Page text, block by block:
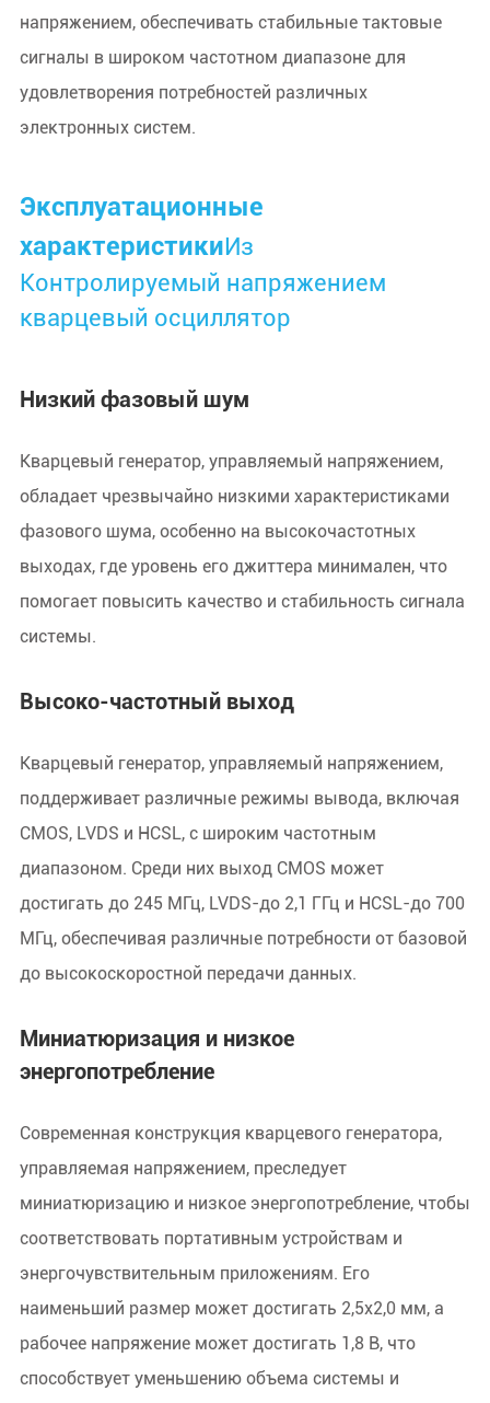
напряжением, обеспечивать стабильные тактовые
сигналы в широком частотном диапазоне для
удовлетворения потребностей различных
электронных систем.
Эксплуатационные
характеристикиИз
Контролируемый напряжением
кварцевый осциллятор
Низкий фазовый шум
Кварцевый генератор, управляемый напряжением,
обладает чрезвычайно низкими характеристиками
фазового шума, особенно на высокочастотных
выходах, где уровень его джиттера минимален, что
помогает повысить качество и стабильность сигнала
системы.
Высоко-частотный выход
Кварцевый генератор, управляемый напряжением,
поддерживает различные режимы вывода, включая
CMOS, LVDS и HCSL, с широким частотным
диапазоном. Среди них выход CMOS может
достигать до 245 МГц, LVDS-до 2,1 ГГц и HCSL-до 700
МГц, обеспечивая различные потребности от базовой
до высокоскоростной передачи данных.
Миниатюризация и низкое
энергопотребление
Современная конструкция кварцевого генератора,
управляемая напряжением, преследует
миниатюризацию и низкое энергопотребление, чтобы
соответствовать портативным устройствам и
энергочувствительным приложениям. Его
наименьший размер может достигать 2,5x2,0 мм, а
рабочее напряжение может достигать 1,8 В, что
способствует уменьшению объема системы и